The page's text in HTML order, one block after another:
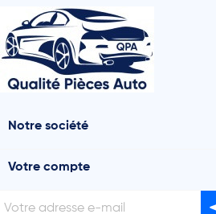
Notre société
Votre compte